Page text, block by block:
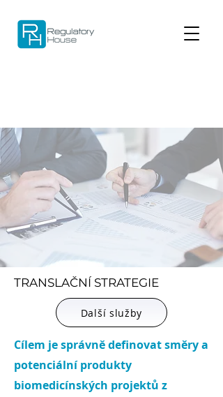
TRANSLAČNÍ STRATEGIE
Další služby
Cílem je správně definovat směry a
potenciální produkty
biomedicínských projektů z